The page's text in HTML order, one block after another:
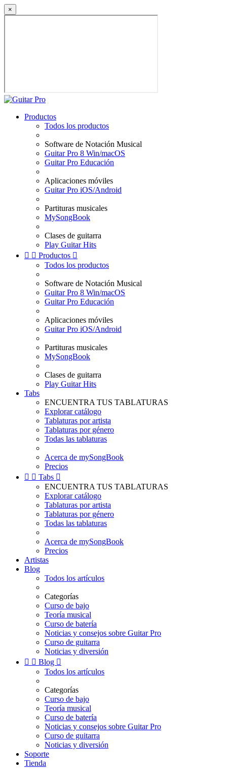
×
Productos
Todos los productos
Software de Notación Musical
Guitar Pro 8 Win/macOS
Guitar Pro Educación
Aplicaciones móviles
Guitar Pro iOS/Android
Partituras musicales
MySongBook
Clases de guitarra
Play Guitar Hits
  Productos 
Todos los productos
Software de Notación Musical
Guitar Pro 8 Win/macOS
Guitar Pro Educación
Aplicaciones móviles
Guitar Pro iOS/Android
Partituras musicales
MySongBook
Clases de guitarra
Play Guitar Hits
Tabs
ENCUENTRA TUS TABLATURAS
Explorar catálogo
Tablaturas por artista
Tablaturas por género
Todas las tablaturas
Acerca de mySongBook
Precios
  Tabs 
ENCUENTRA TUS TABLATURAS
Explorar catálogo
Tablaturas por artista
Tablaturas por género
Todas las tablaturas
Acerca de mySongBook
Precios
Artistas
Blog
Todos los artículos
Categorías
Curso de bajo
Teoría musical
Curso de batería
Noticias y consejos sobre Guitar Pro
Curso de guitarra
Noticias y diversión
  Blog 
Todos los artículos
Categorías
Curso de bajo
Teoría musical
Curso de batería
Noticias y consejos sobre Guitar Pro
Curso de guitarra
Noticias y diversión
Soporte
Tienda